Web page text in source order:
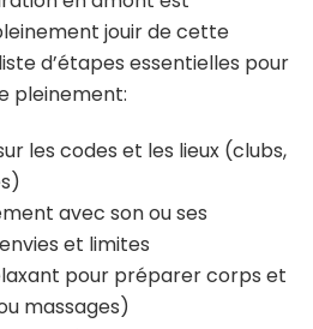
jouir de cette
d’étapes essentielles pour
pleinement:
les codes et les lieux (clubs,
avec son ou ses
et limites
pour préparer corps et
massages)